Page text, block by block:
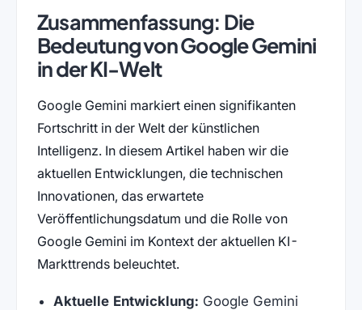
Zusammenfassung: Die
Bedeutung von Google Gemini
in der KI-Welt
Google Gemini markiert einen signifikanten
Fortschritt in der Welt der künstlichen
Intelligenz. In diesem Artikel haben wir die
aktuellen Entwicklungen, die technischen
Innovationen, das erwartete
Veröffentlichungsdatum und die Rolle von
Google Gemini im Kontext der aktuellen KI-
Markttrends beleuchtet.
Aktuelle Entwicklung: Google Gemini